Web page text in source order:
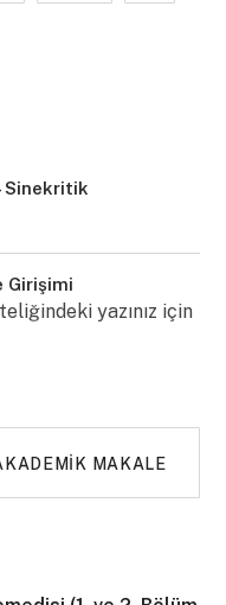
Sinekritik
Girişimi
yazınız için
MAKALE